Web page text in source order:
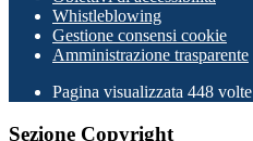
Whistleblowing
Gestione consensi cookie
Amministrazione trasparente
Pagina visualizzata 448 volte
Sezione Copyright